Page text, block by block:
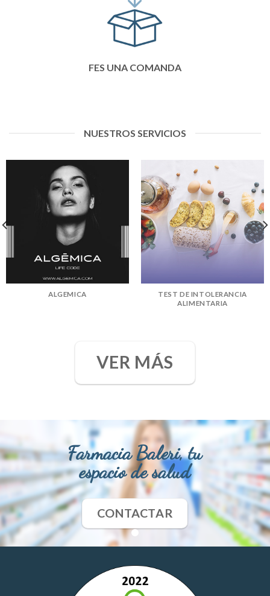
FES UNA COMANDA
NUESTROS SERVICIOS
ALGEMICA
TEST DE INTOLERANCIA
ALIMENTARIA
VER MÁS
Farmacia Baleri, tu
espacio de salud
CONTACTAR